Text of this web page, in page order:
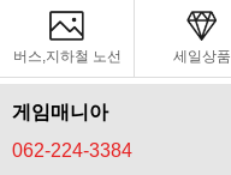
버스,지하철 노선 세일상품
게임매니아
062-224-3384